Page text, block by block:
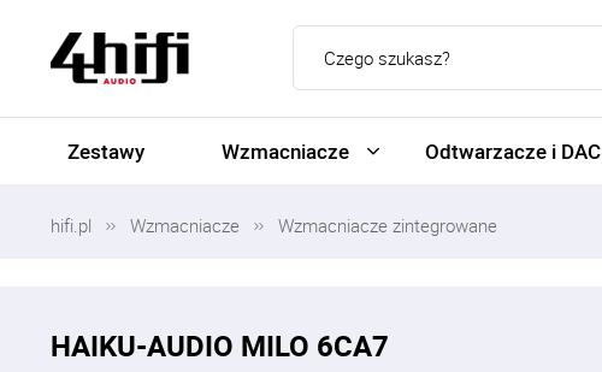
Zestawy Wzmacniacze Odtwarzacze i DAC
hifi.pl Wzmacniacze Wzmacniacze zintegrowane
HAIKU-AUDIO MILO 6CA7